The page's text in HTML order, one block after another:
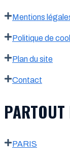
Mentions
Politique de
Plan du site
Contact
PARTOUT
PARIS